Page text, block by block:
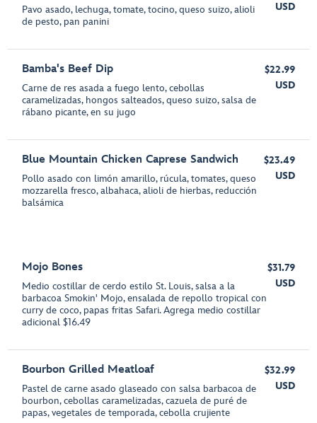
Pavo asado, lechuga, tomate, tocino, queso suizo, alioli
de pesto, pan panini
USD
Bamba's Beef Dip
Carne de res asada a fuego lento, cebollas
caramelizadas, hongos salteados, queso suizo, salsa de
rábano picante, en su jugo
$22.99
USD
Blue Mountain Chicken Caprese Sandwich
Pollo asado con limón amarillo, rúcula, tomates, queso
mozzarella fresco, albahaca, alioli de hierbas, reducción
balsámica
$23.49
USD
Mojo Bones
Medio costillar de cerdo estilo St. Louis, salsa a la
barbacoa Smokin' Mojo, ensalada de repollo tropical con
curry de coco, papas fritas Safari. Agrega medio costillar
adicional $16.49
$31.79
USD
Bourbon Grilled Meatloaf
Pastel de carne asado glaseado con salsa barbacoa de
bourbon, cebollas caramelizadas, cazuela de puré de
papas, vegetales de temporada, cebolla crujiente
$32.99
USD